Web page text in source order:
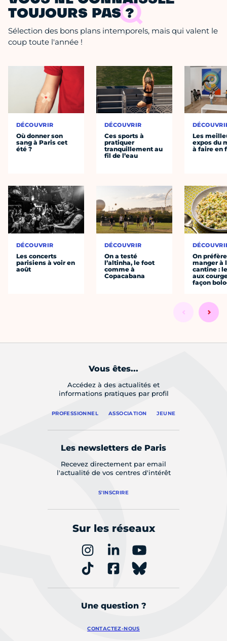
TOUJOURS PAS ?
Sélection des bons plans intemporels, mais qui valent le
coup toute l'année !
DÉCOUVRIR
Où donner son
sang à Paris cet
été ?
DÉCOUVRIR
Les concerts
parisiens à voir en
août
DÉCOUVRIR
Ces sports à
pratiquer
tranquillement au
fil de l’eau
DÉCOUVRIR
On a testé
l’altinha, le foot
comme à
Copacabana
Les
expos du
à faire en
On préfère
manger à
cantine :
aux
façon
Vous êtes...
Accédez à des actualités et
informations pratiques par profil
PROFESSIONNEL ASSOCIATION JEUNE
Les newsletters de Paris
Recevez directement par email
l'actualité de vos centres d'intérêt
S'INSCRIRE
Sur les réseaux
Une question ?
CONTACTEZ-NOUS